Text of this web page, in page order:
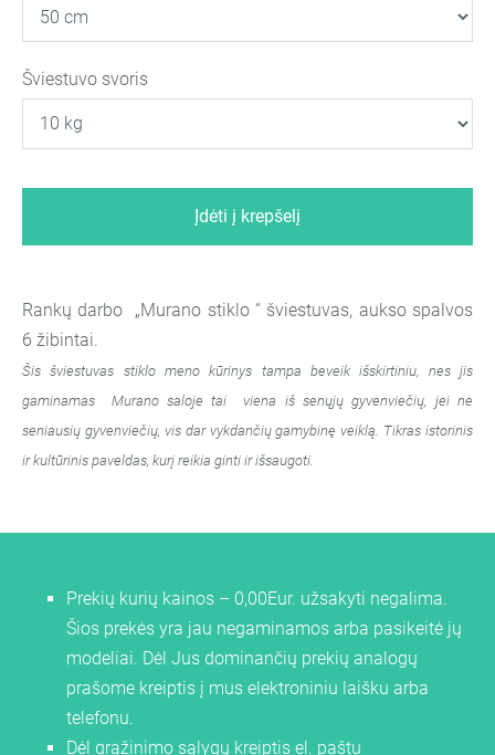
Prekių kurių kainos – 0,00Eur. užsakyti negalima.
Šios prekės yra jau negaminamos arba pasikeitė jų
modeliai. Dėl Jus dominančių prekių analogų
prašome kreiptis į mus elektroniniu laišku arba
telefonu.
Dėl grąžinimo sąlygų kreiptis el. paštu
Šviestuvo svoris
Įdėti į krepšelį
Rankų darbo „Murano stiklo “ šviestuvas, aukso spalvos
6 žibintai.
Šis šviestuvas stiklo meno kūrinys tampa beveik išskirtiniu, nes jis
gaminamas Murano saloje tai viena iš senųjų gyvenviečių, jei ne
seniausių gyvenviečių, vis dar vykdančių gamybinę veiklą. Tikras istorinis
ir kultūrinis paveldas, kurį reikia ginti ir išsaugoti.